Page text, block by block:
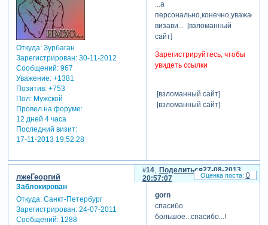
Откуда:Зурбаган
Зарегистрирован: 30-11-2012
Сообщений:967
Уважение: +1381
Позитив: +753
Пол:Мужской
Провел на форуме:
12 дней 4 часа
Последний визит:
17-11-2013 19:52:28
...а
визави... [взломанный
сайт]
Зарегистрируйтесь, чтобы
увидеть ссылки
[взломанный сайт]
[взломанный сайт]
Поделиться
14
27-08-2013
20:57:07
лжеГеоргий
Заблокирован
Откуда:Санкт-Петербург
Зарегистрирован: 24-07-2011
Сообщений:1288
gorn
спасибо
большое...спасибо...!
0